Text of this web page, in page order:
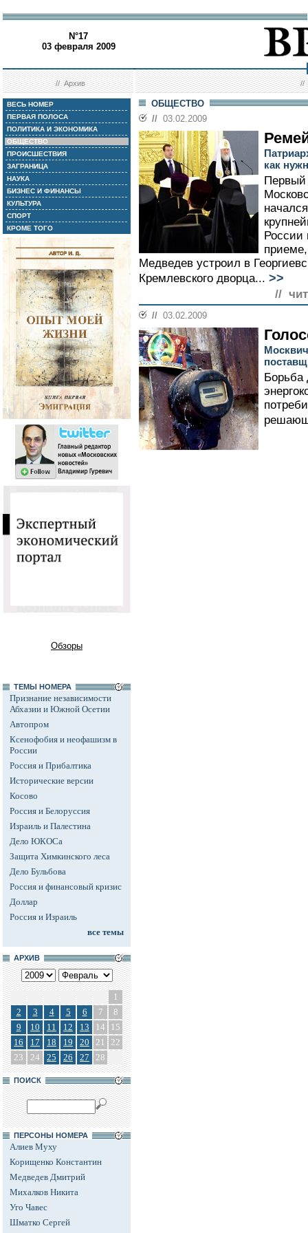
N°17
03 февраля 2009
//Архив //
ВЕСЬ НОМЕР
ПЕРВАЯ ПОЛОСА
ПОЛИТИКА И ЭКОНОМИКА
ОБЩЕСТВО
ПРОИСШЕСТВИЯ
ЗАГРАНИЦА
НАУКА
БИЗНЕС И ФИНАНСЫ
КУЛЬТУРА
СПОРТ
КРОМЕ ТОГО
Обзоры
ТЕМЫ НОМЕРА
Признание независимости
Абхазии и Южной Осетии
Автопром
Ксенофобия и неофашизм в
России
Россия и Прибалтика
Исторические версии
Косово
Россия и Белоруссия
Израиль и Палестина
Дело ЮКОСа
Защита Химкинского леса
Дело Бульбова
Россия и финансовый кризис
Доллар
Россия и Израиль
все темы
АРХИВ
1
2
3 4 5 6 7
8
9
10 11 12 13 14
15
16
17 18 19 20 21
22
23
24 25 26 27 28
ПОИСК
ПЕРСОНЫ НОМЕРА
Алиев Муху
Корищенко Константин
Медведев Дмитрий
Михалков Никита
Уго Чавес
Шматко Сергей
ОБЩЕСТВО
// 03.02.2009
как
Первый
России
Медведев устроил в
Кремлевского дворца... >>
//
// 03.02.2009
Борьба